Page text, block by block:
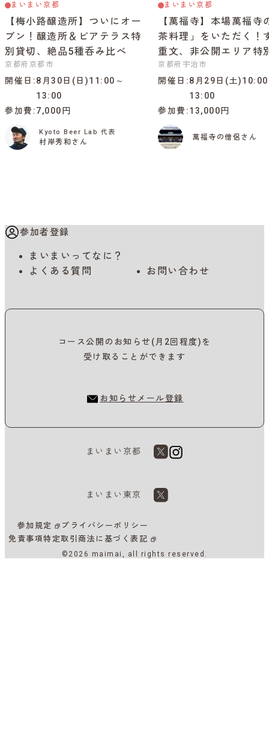
まいまい京都
【梅小路醸造所】ついにオー
プン！醸造所＆ビアテラス特
別貸切、絶品5種呑み比べ
京都府京都市
開催日
8月30日(日)11:00～
13:00
参加費 7,000円
Kyoto Beer Lab 代表
村岸秀和さん
まいまい京都
【萬福寺】本場萬福寺
茶料理」をいただく！
重文、非公開エリア特
京都府宇治市
開催日
8月29日(土
13:00
参加費 13,000円
萬福寺の僧侶さん
参加者登録
まいまいってなに？
よくある質問
お問い合わせ
コース公開のお知らせ(月2回程度)を
受け取ることができます
お知らせメール登録
まいまい京都
まいまい東京
参加規定
プライバシーポリシー
免責事項特定取引商法に基づく表記
©2026 maimai, all rights reserved.